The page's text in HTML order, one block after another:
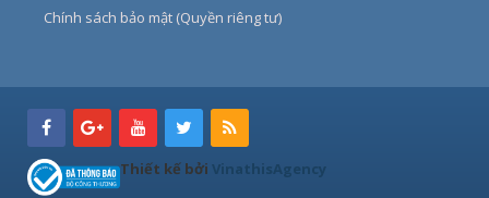
Chính sách bảo mật (Quyền riêng tư)
Thiết kế bởi VinathisAgency